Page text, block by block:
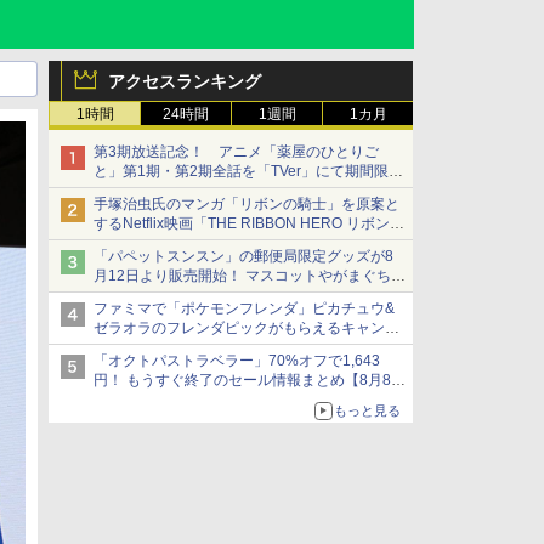
アクセスランキング
1時間 24時間 1週間 1カ月
第3期放送記念！ アニメ「薬屋のひとりご
と」第1期・第2期全話を「TVer」にて期間限定
で順次無料配信開始
手塚治虫氏のマンガ「リボンの騎士」を原案と
するNetflix映画「THE RIBBON HERO リボンヒ
ーロー」本日配信開始
「パペットスンスン」の郵便局限定グッズが8
月12日より販売開始！ マスコットやがまぐち、
レターセットなどが登場
ファミマで「ポケモンフレンダ」ピカチュウ&
ゼラオラのフレンダピックがもらえるキャンペ
ーン開催！
「オクトパストラベラー」70%オフで1,643
円！ もうすぐ終了のセール情報まとめ【8月8日
ニンテンドーeショップでは「大神 絶景版」が
もっと見る